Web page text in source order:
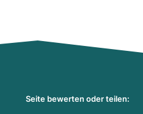
Seite bewerten oder teilen: